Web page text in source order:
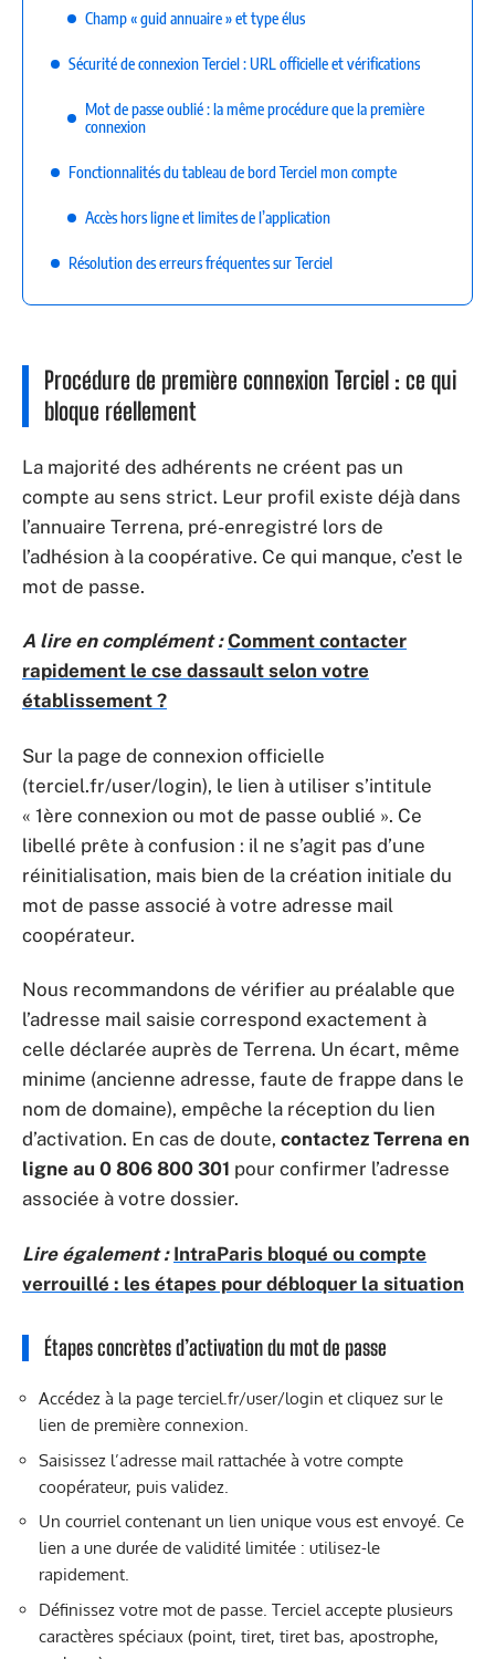
Champ « guid annuaire » et type élus
Sécurité de connexion Terciel : URL officielle et vérifications
Mot de passe oublié : la même procédure que la première
connexion
Fonctionnalités du tableau de bord Terciel mon compte
Accès hors ligne et limites de l’application
Résolution des erreurs fréquentes sur Terciel
Procédure de première connexion Terciel : ce qui
bloque réellement
La majorité des adhérents ne créent pas un
compte au sens strict. Leur profil existe déjà dans
l’annuaire Terrena, pré-enregistré lors de
l’adhésion à la coopérative. Ce qui manque, c’est le
mot de passe.
A lire en complément : Comment contacter
rapidement le cse dassault selon votre
établissement ?
Sur la page de connexion officielle
(terciel.fr/user/login), le lien à utiliser s’intitule
« 1ère connexion ou mot de passe oublié ». Ce
libellé prête à confusion : il ne s’agit pas d’une
réinitialisation, mais bien de la création initiale du
mot de passe associé à votre adresse mail
coopérateur.
Nous recommandons de vérifier au préalable que
l’adresse mail saisie correspond exactement à
celle déclarée auprès de Terrena. Un écart, même
minime (ancienne adresse, faute de frappe dans le
nom de domaine), empêche la réception du lien
d’activation. En cas de doute, contactez Terrena en
ligne au 0 806 800 301 pour confirmer l’adresse
associée à votre dossier.
Lire également : IntraParis bloqué ou compte
verrouillé : les étapes pour débloquer la situation
Étapes concrètes d’activation du mot de passe
Accédez à la page terciel.fr/user/login et cliquez sur le
lien de première connexion.
Saisissez l’adresse mail rattachée à votre compte
coopérateur, puis validez.
Un courriel contenant un lien unique vous est envoyé. Ce
lien a une durée de validité limitée : utilisez-le
rapidement.
Définissez votre mot de passe. Terciel accepte plusieurs
caractères spéciaux (point, tiret, tiret bas, apostrophe,